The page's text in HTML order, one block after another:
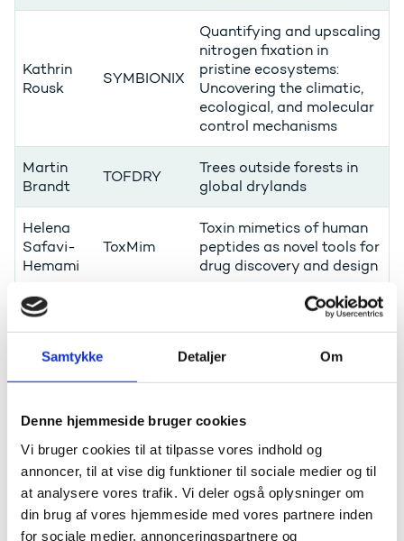
Samtykke Detaljer Om
Denne hjemmeside bruger cookies
Vi bruger cookies til at tilpasse vores indhold og
annoncer, til at vise dig funktioner til sociale medier og til
at analysere vores trafik. Vi deler også oplysninger om
din brug af vores hjemmeside med vores partnere inden
for sociale medier, annonceringspartnere og
Kathrin
Rousk
SYMBIONIX
Quantifying and upscaling
nitrogen fixation in
pristine ecosystems:
Uncovering the climatic,
ecological, and molecular
control mechanisms
Martin
Brandt
TOFDRY
Trees outside forests in
global drylands
Helena
Safavi-
Hemami
ToxMim
Toxin mimetics of human
peptides as novel tools for
drug discovery and design
Forskere skal kortlægge hverdagens digitale
giftstoffer
Om bevillingsmodtagerne fra
Aarhus Universitet